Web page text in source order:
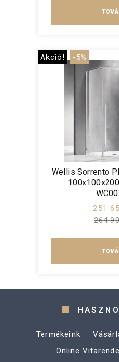
Akció! -5%
Wellis Sorrento
251
264
Termékeink
Online